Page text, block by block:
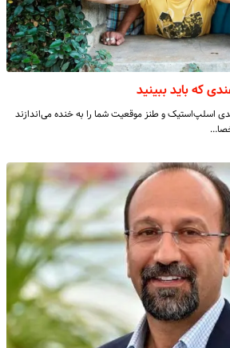
که باید ببینید
اسلپ‌استیک و طنز موقعیت شما را به خنده می‌اندازند